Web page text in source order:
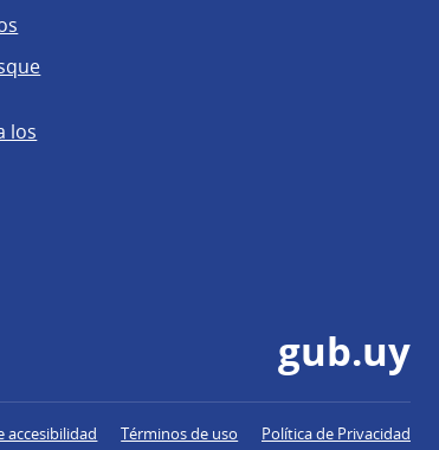
los
gub.uy
accesibilidad Términos de uso Política de Privacidad